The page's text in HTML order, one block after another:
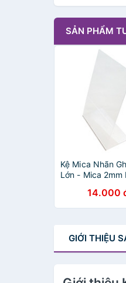
SẢN PHẨM
Kệ Mica Nhãn
Lớn - Mica 2mm
14.000
GIỚI THIỆU